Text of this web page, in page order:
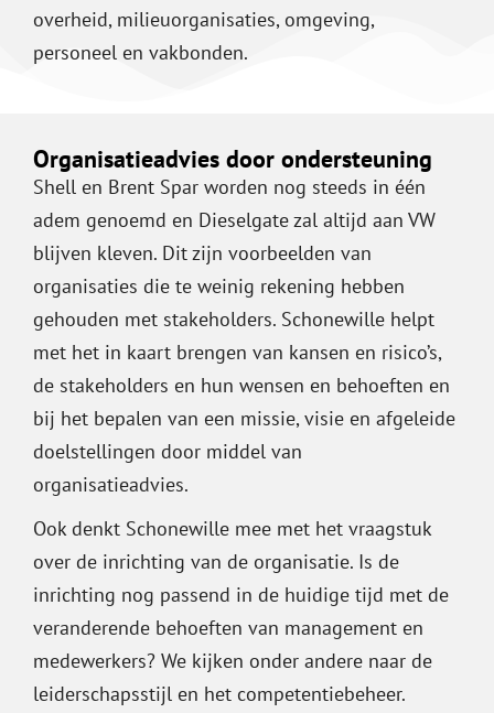
overheid, milieuorganisaties, omgeving,
personeel en vakbonden.
Organisatieadvies door ondersteuning
Shell en Brent Spar worden nog steeds in één
adem genoemd en Dieselgate zal altijd aan VW
blijven kleven. Dit zijn voorbeelden van
organisaties die te weinig rekening hebben
gehouden met stakeholders. Schonewille helpt
met het in kaart brengen van kansen en risico’s,
de stakeholders en hun wensen en behoeften en
bij het bepalen van een missie, visie en afgeleide
doelstellingen door middel van
organisatieadvies.
Ook denkt Schonewille mee met het vraagstuk
over de inrichting van de organisatie. Is de
inrichting nog passend in de huidige tijd met de
veranderende behoeften van management en
medewerkers? We kijken onder andere naar de
leiderschapsstijl en het competentiebeheer.